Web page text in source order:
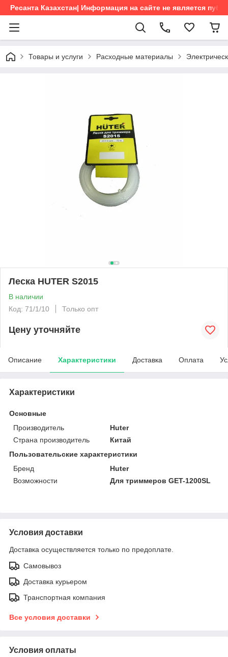
Ресанта Казахстан| Информация на сайте не является
Товары и услуги Расходные материалы
Леска HUTER S2015
В наличии
Код: 71/1/10
Только опт
Цену уточняйте
Описание Характеристики Доставка Оплата
Характеристики
Основные
Производитель
Huter
Страна производитель
Китай
Пользовательские характеристики
Бренд
Huter
Возможности
Для триммеров GET-1200SL
Условия доставки
Доставка осуществляется только по предоплате.
Самовывоз
Доставка курьером
Транспортная компания
Все условия доставки
Условия оплаты